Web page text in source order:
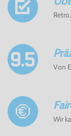
Von
Wir